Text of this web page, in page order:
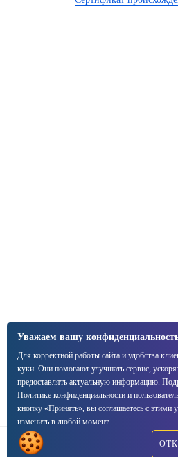
Уважаем вашу
Для корректной работы сайта и удобства
куки. Они помогают улучшать сервис,
предоставлять актуальную информацию.
Политике конфиденциальности и
кнопку «Принять», вы соглашаетесь с этими
изменить в любой момент.